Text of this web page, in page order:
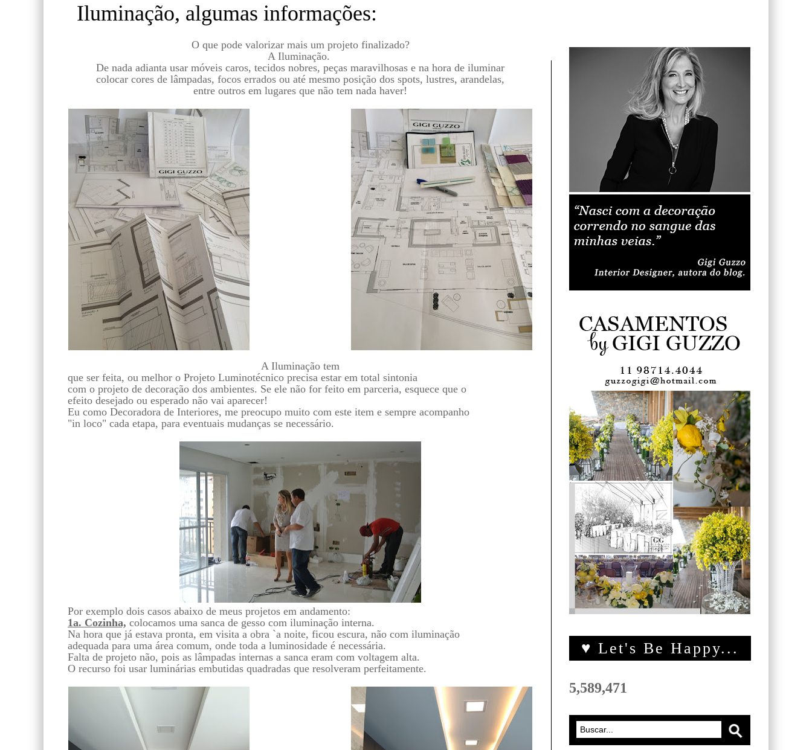
Iluminação, algumas informações:
O que pode valorizar mais um projeto finalizado?
A Iluminação.
De nada adianta usar móveis caros, tecidos nobres, peças maravilhosas e na hora de iluminar
colocar cores de lâmpadas, focos errados ou até mesmo posição dos spots, lustres, arandelas,
entre outros em lugares que não tem nada haver!
A Iluminação tem
que ser feita, ou melhor o Projeto Luminotécnico precisa estar em total sintonia
com o projeto de decoração dos ambientes. Se ele não for feito em parceria, esquece que o
efeito desejado ou esperado não vai aparecer!
Eu como Decoradora de Interiores, me preocupo muito com este item e sempre acompanho
"in loco" cada etapa, para eventuais mudanças se necessário.
Por exemplo dois casos abaixo de meus projetos em andamento:
1a. Cozinha, colocamos uma sanca de gesso com iluminação interna.
Na hora que já estava pronta, em visita a obra `a noite, ficou escura, não com iluminação
adequada para uma área comum, onde toda a luminosidade é necessária.
Falta de projeto não, pois as lâmpadas internas a sanca eram com voltagem alta.
O recurso foi usar luminárias embutidas quadradas que resolveram perfeitamente.
♥ Let's Be Happy...
5,589,471